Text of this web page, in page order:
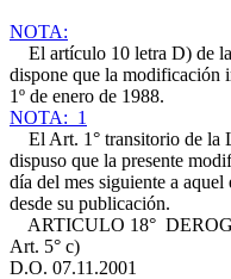
NOTA:
El artículo 10 letra D) de
dispone que la modificación
1º de enero de 1988.
NOTA: 1
El Art. 1° transitorio de la
dispuso que la presente
día del mes siguiente a
desde su publicación.
ARTICULO 18°
Art. 5° c)
D.O. 07.11.2001